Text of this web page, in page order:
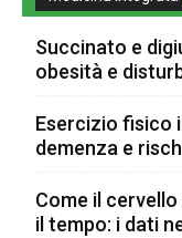
Succinato e
obesità e
Esercizio fisico
demenza e
Come il
il tempo: i dati